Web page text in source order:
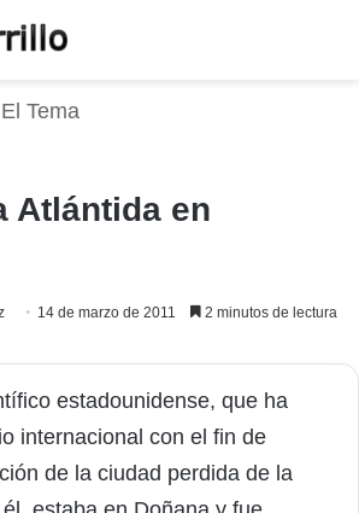
El Tema
Atlántida en
14 de marzo de 2011 2 minutos de lectura
estadounidense, que ha
internacional con el fin de
de la ciudad perdida de la